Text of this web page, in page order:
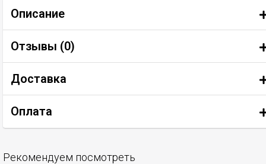
Описание
Отзывы (0)
Доставка
Оплата
Рекомендуем посмотреть